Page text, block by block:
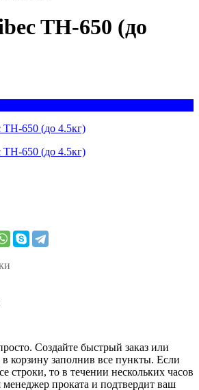
TH-650 (до
Создайте быстрый заказ или
корзину заполнив все пункты. Если
строки, то в течении нескольких часов
менеджер проката и подтвердит ваш